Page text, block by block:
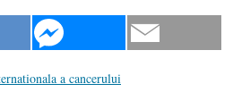
a cancerului